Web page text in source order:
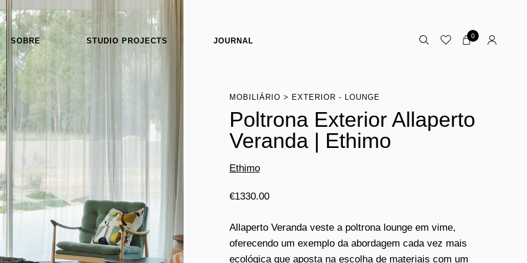
SOBRE STUDIO PROJECTS JOURNAL
0
MOBILIÁRIO EXTERIOR - LOUNGE
Poltrona Exterior Allaperto
Veranda | Ethimo
Ethimo
€1330.00
Allaperto Veranda veste a poltrona lounge em vime,
oferecendo um exemplo da abordagem cada vez mais
ecológica que aposta na escolha de materiais com um